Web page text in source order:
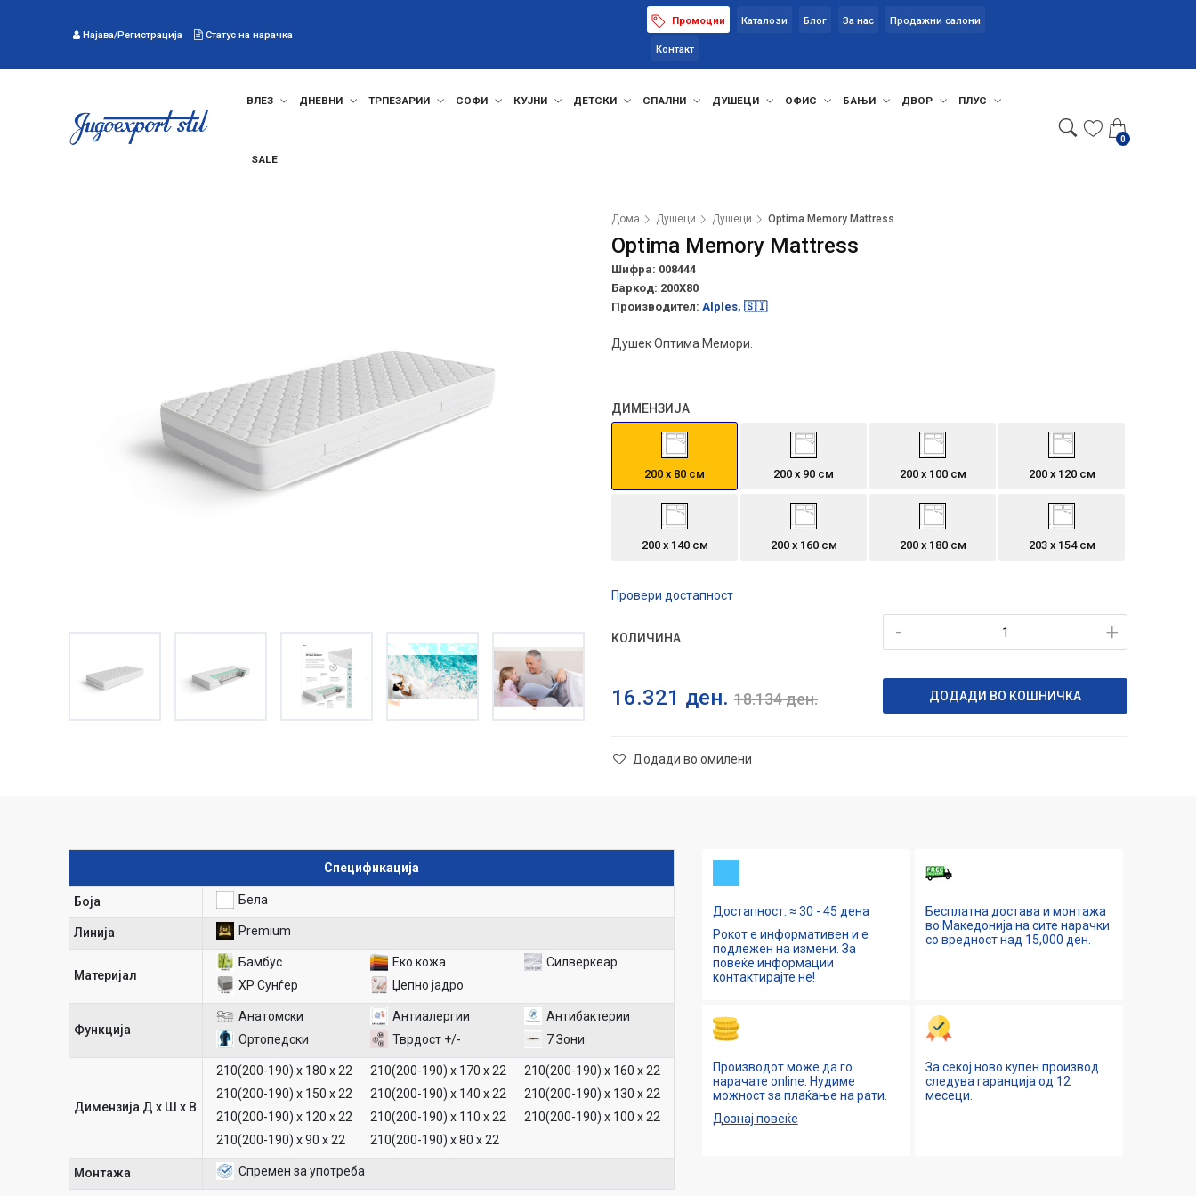
Најава/Регистрација Статус на нарачка
Промоции Каталози Блог За нас Продажни салони
Контакт
ВЛЕЗ ДНЕВНИ ТРПЕЗАРИИ СОФИ КУЈНИ ДЕТСКИ СПАЛНИ ДУШЕЦИ ОФИС БАЊИ ДВОР ПЛУС
SALE
0
Дома Душеци Душеци Optima Memory Mattress
Optima Memory Mattress
Шифра: 008444
Баркод: 200X80
Производител: Alples, 🇸🇮
Душек Оптима Мемори.
ДИМЕНЗИЈА
200 х 80 см 200 х 90 см 200 х 100 см 200 х 120 см
200 x 140 см 200 х 160 см 200 х 180 см 203 х 154 см
Провери достапност
КОЛИЧИНА +
-
16.321 ден. 18.134ден. ДОДАДИ ВО КОШНИЧКА
Додади во омилени
Спецификација
Боја Бела
Линија Premium
Материјал
Бамбус Еко кожа
Силверкеар
ХР Сунѓер
Џепно јадро
Функција
Aнатомски Антиалергии
Антибактерии
Ортопедски
Тврдост +/- 7 Зони
Димензија Д х Ш х В
210(200-190) х 180 х 22 210(200-190) х 170 х 22
210(200-190) х 160 х 22
210(200-190) х 150 х 22
210(200-190) х 140 х 22
210(200-190) х 130 х 22
210(200-190) х 120 х 22
210(200-190) х 110 х 22
210(200-190) х 100 х 22
210(200-190) х 90 х 22
210(200-190) х 80 х 22
Mонтажа Спремен за употреба
Достапност: ≈ 30 - 45 дена
Рокот е информативен и е
подлежен на измени. За
повеќе информации
контактирајте не!
Бесплатна достава и монтажа
во Македонија на сите нарачки
со вредност над 15,000 ден.
Производот може да го
нарачате online. Нудиме
можност за плаќање на рати.
Дознај повеќе
За секој ново купен производ
следува гаранција од 12
месеци.